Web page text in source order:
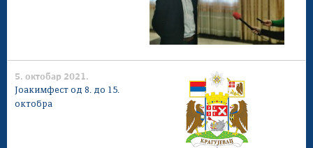
5. октобар 2021.
Јоакимфест од 8. до 15.
октобра